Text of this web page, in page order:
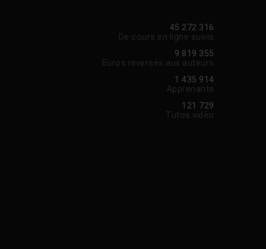
45 272 316
De cours en ligne suivis
9 819 355
Euros reversés aux auteurs
1 435 914
Apprenants
121 729
Tutos vidéo